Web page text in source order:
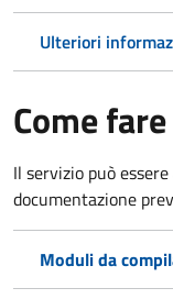
Ulteriori
Come fare
Il servizio può
documentazione
Moduli da